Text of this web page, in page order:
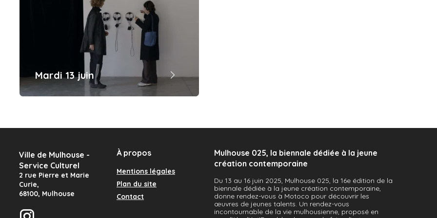
La journée se termine avec une soirée
de performances avec plusieurs…
Mardi 13 juin
C’est déjà le dernier jour d’exposition de
une journée pour venir découvrir les
oeuvres des 45 jeunes artistes de cette
édition et échanger…
européens
Ville de Mulhouse -
Service Culturel
2 rue Pierre et Marie
Curie,
68100, Mulhouse
À propos
Mentions légales
Plan du site
Contact
Mulhouse 025, la biennale dédiée à la jeune
création contemporaine
Du 13 au 16 juin 2025, Mulhouse 025, la 16e édition de la
biennale dédiée à la jeune création contemporaine,
donne rendez-vous à Motoco pour découvrir les
œuvres de jeunes talents. Un rendez-vous
incontournable de la vie mulhousienne, proposé en